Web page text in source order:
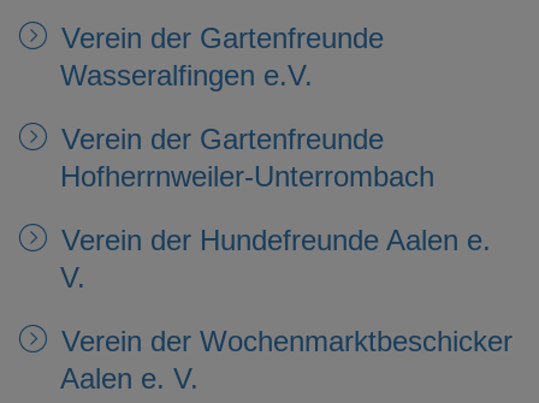
Verein der Gartenfreunde
Wasseralfingen e.V.
Verein der Gartenfreunde
Hofherrnweiler-Unterrombach
Verein der Hundefreunde Aalen e.
V.
Verein der Wochenmarktbeschicker
Aalen e. V.